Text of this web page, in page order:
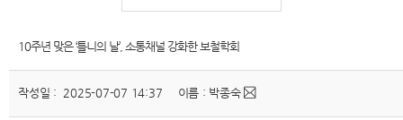
10주년 맞은 ‘틀니의 날’, 소통채널 강화한 보철학회
작성일 : 2025-07-07 14:37 이름 : 박종숙